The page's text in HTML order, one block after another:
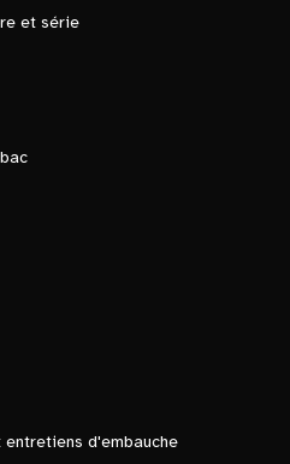
et série
d'embauche